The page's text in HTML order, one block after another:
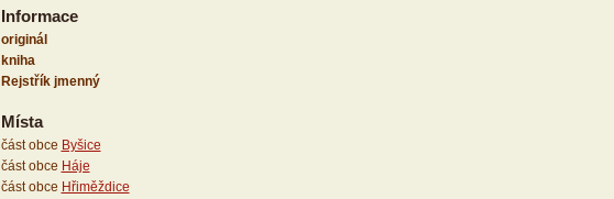
Informace
originál
kniha
Rejstřík jmenný
Místa
část obce Byšice
část obce Háje
část obce Hřiměždice